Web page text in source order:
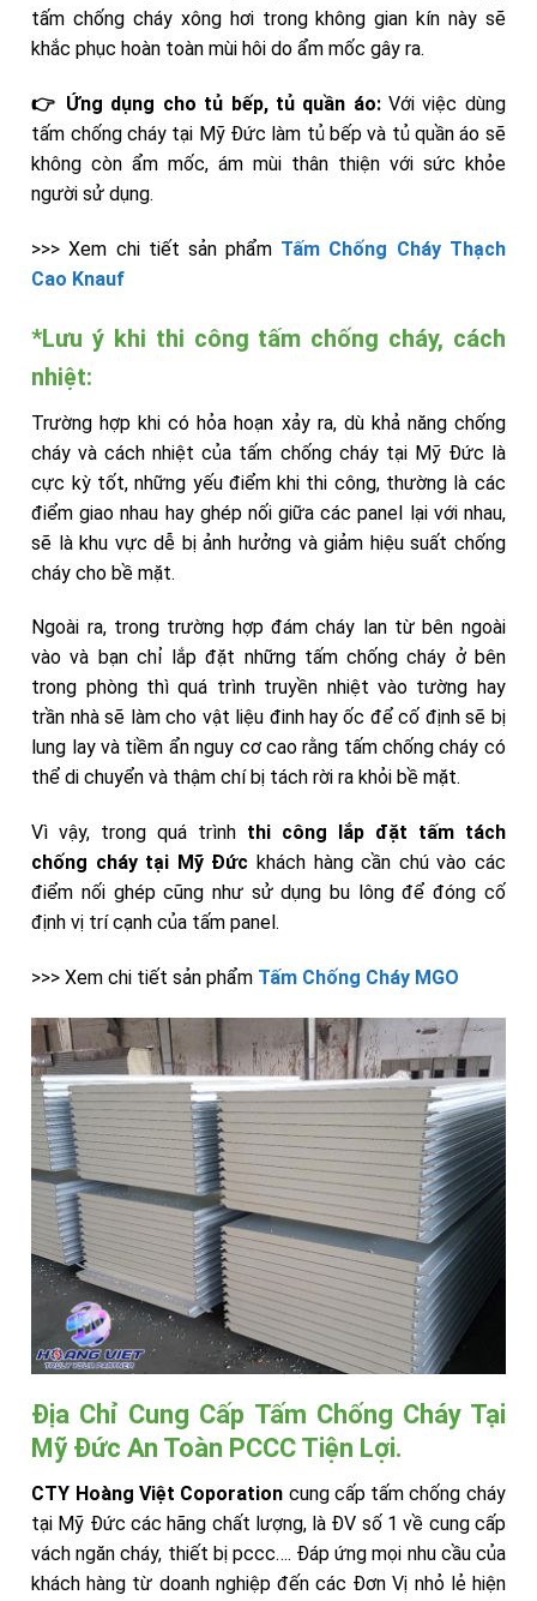
tấm chống cháy xông hơi trong không gian kín này sẽ
khắc phục hoàn toàn mùi hôi do ẩm mốc gây ra.
👉 Ứng dụng cho tủ bếp, tủ quần áo:Với việc dùng
tấm chống cháy tại Mỹ Đức làm tủ bếp và tủ quần áo sẽ
không còn ẩm mốc, ám mùi thân thiện với sức khỏe
người sử dụng.
>>> Xem chi tiết sản phẩm Tấm Chống Cháy Thạch
Cao Knauf
*Lưu ý khi thi công tấm chống cháy, cách
nhiệt:
Trường hợp khi có hỏa hoạn xảy ra, dù khả năng chống
cháy và cách nhiệt của tấm chống cháy tại Mỹ Đức là
cực kỳ tốt, những yếu điểm khi thi công, thường là các
điểm giao nhau hay ghép nối giữa các panel lại với nhau,
sẽ là khu vực dễ bị ảnh hưởng và giảm hiệu suất chống
cháy cho bề mặt.
Ngoài ra, trong trường hợp đám cháy lan từ bên ngoài
vào và bạn chỉ lắp đặt những tấm chống cháy ở bên
trong phòng thì quá trình truyền nhiệt vào tường hay
trần nhà sẽ làm cho vật liệu đinh hay ốc để cố định sẽ bị
lung lay và tiềm ẩn nguy cơ cao rằng tấm chống cháy có
thể di chuyển và thậm chí bị tách rời ra khỏi bề mặt.
Vì vậy, trong quá trình thi công lắp đặt tấm tách
chống cháy tại Mỹ Đức khách hàng cần chú vào các
điểm nối ghép cũng như sử dụng bu lông để đóng cố
định vị trí cạnh của tấm panel.
>>> Xem chi tiết sản phẩm Tấm Chống Cháy MGO
Địa Chỉ Cung Cấp Tấm Chống Cháy Tại
Mỹ Đức An Toàn PCCC Tiện Lợi.
CTY Hoàng Việt Coporation cung cấp tấm chống cháy
tại Mỹ Đức các hãng chất lượng, là ĐV số 1 về cung cấp
vách ngăn cháy, thiết bị pccc…. Đáp ứng mọi nhu cầu của
khách hàng từ doanh nghiệp đến các Đơn Vị nhỏ lẻ hiện